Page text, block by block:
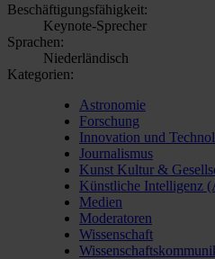
Beschäftigungsfähigkeit:
Keynote-Sprecher
Sprachen:
Niederländisch
Kategorien:
Astronomie
Forschung
Innovation und
Journalismus
Kunst Kultur &
Künstliche Intelligenz
Medien
Moderatoren
Wissenschaft